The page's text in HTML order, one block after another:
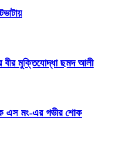
বীর মুক্তিযোদ্ধা ছমদ আলী
এস মং-এর গভীর শোক